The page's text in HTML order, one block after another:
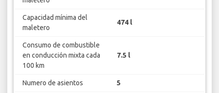
Capacidad mínima del
maletero
474 l
Consumo de combustible
en conducción mixta cada
100 km
7.5 l
Numero de asientos 5